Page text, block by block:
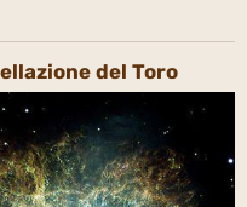
del Toro